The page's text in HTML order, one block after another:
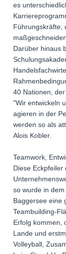
es
Führungskräfte,
Darüber hinaus
40 Nationen,
"Wir entwickeln
agieren in der
werden so als
Alois Kobler.
Teamwork,
Diese Eckpfeiler
so wurde in
Baggersee eine
Teambuilding-
Erfolg kommen,
Lande und
Volleyball,